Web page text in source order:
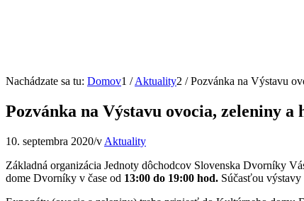
Nachádzate sa tu: Domov1 / Aktuality2 / Pozvánka na Výstavu
Pozvánka na Výstavu ovocia, zeleniny a
10. septembra 2020/v Aktuality
Základná organizácia Jednoty dôchodcov Slovenska Dvorníky
dome Dvorníky v čase od 13:00 do 19:00 hod. Súčasťou výstavy